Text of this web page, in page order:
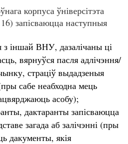
корпуса ўніверсітэта
запісваюцца наступныя
з іншай ВНУ, дазалічаны ці
вярнуўся пасля адлічэння/
страціў выдадзеныя
сабе неабходна мець
асобу);
дактаранты запісваюцца
загада аб залічэнні (пры
дакументы, якія